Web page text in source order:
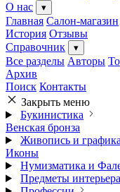
О нас
▾
Главная Салон-магазин
История Отзывы
Справочник
▾
Все разделы Авторы
Архив
Поиск Контакты
Закрыть меню
Букинистика
Венская бронза
Живопись и графика
Иконы
Нумизматика и
Предметы